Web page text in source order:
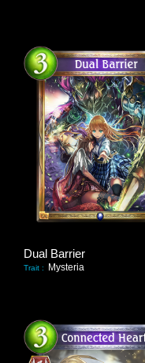
Dual Barrier
Trait : Mysteria